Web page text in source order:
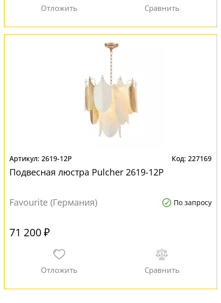
2619-12P 227169
Подвесная люстра Pulcher 2619-12P
Favourite (Германия) По запросу
71 200 ₽